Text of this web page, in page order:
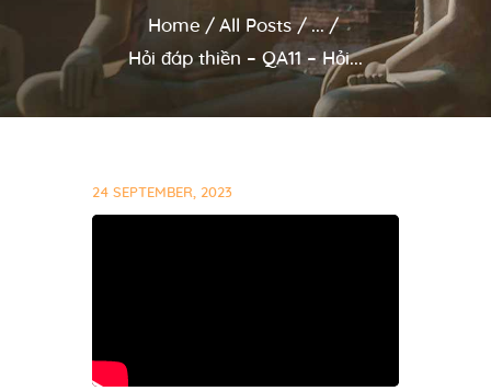
Home All Posts
...
Hỏi đáp thiền – QA11 – Hỏi...
24 SEPTEMBER, 2023